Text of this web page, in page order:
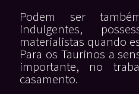
Podem ser
indulgentes,
materialistas quando
Para os Taurinos a
importante, no
casamento.